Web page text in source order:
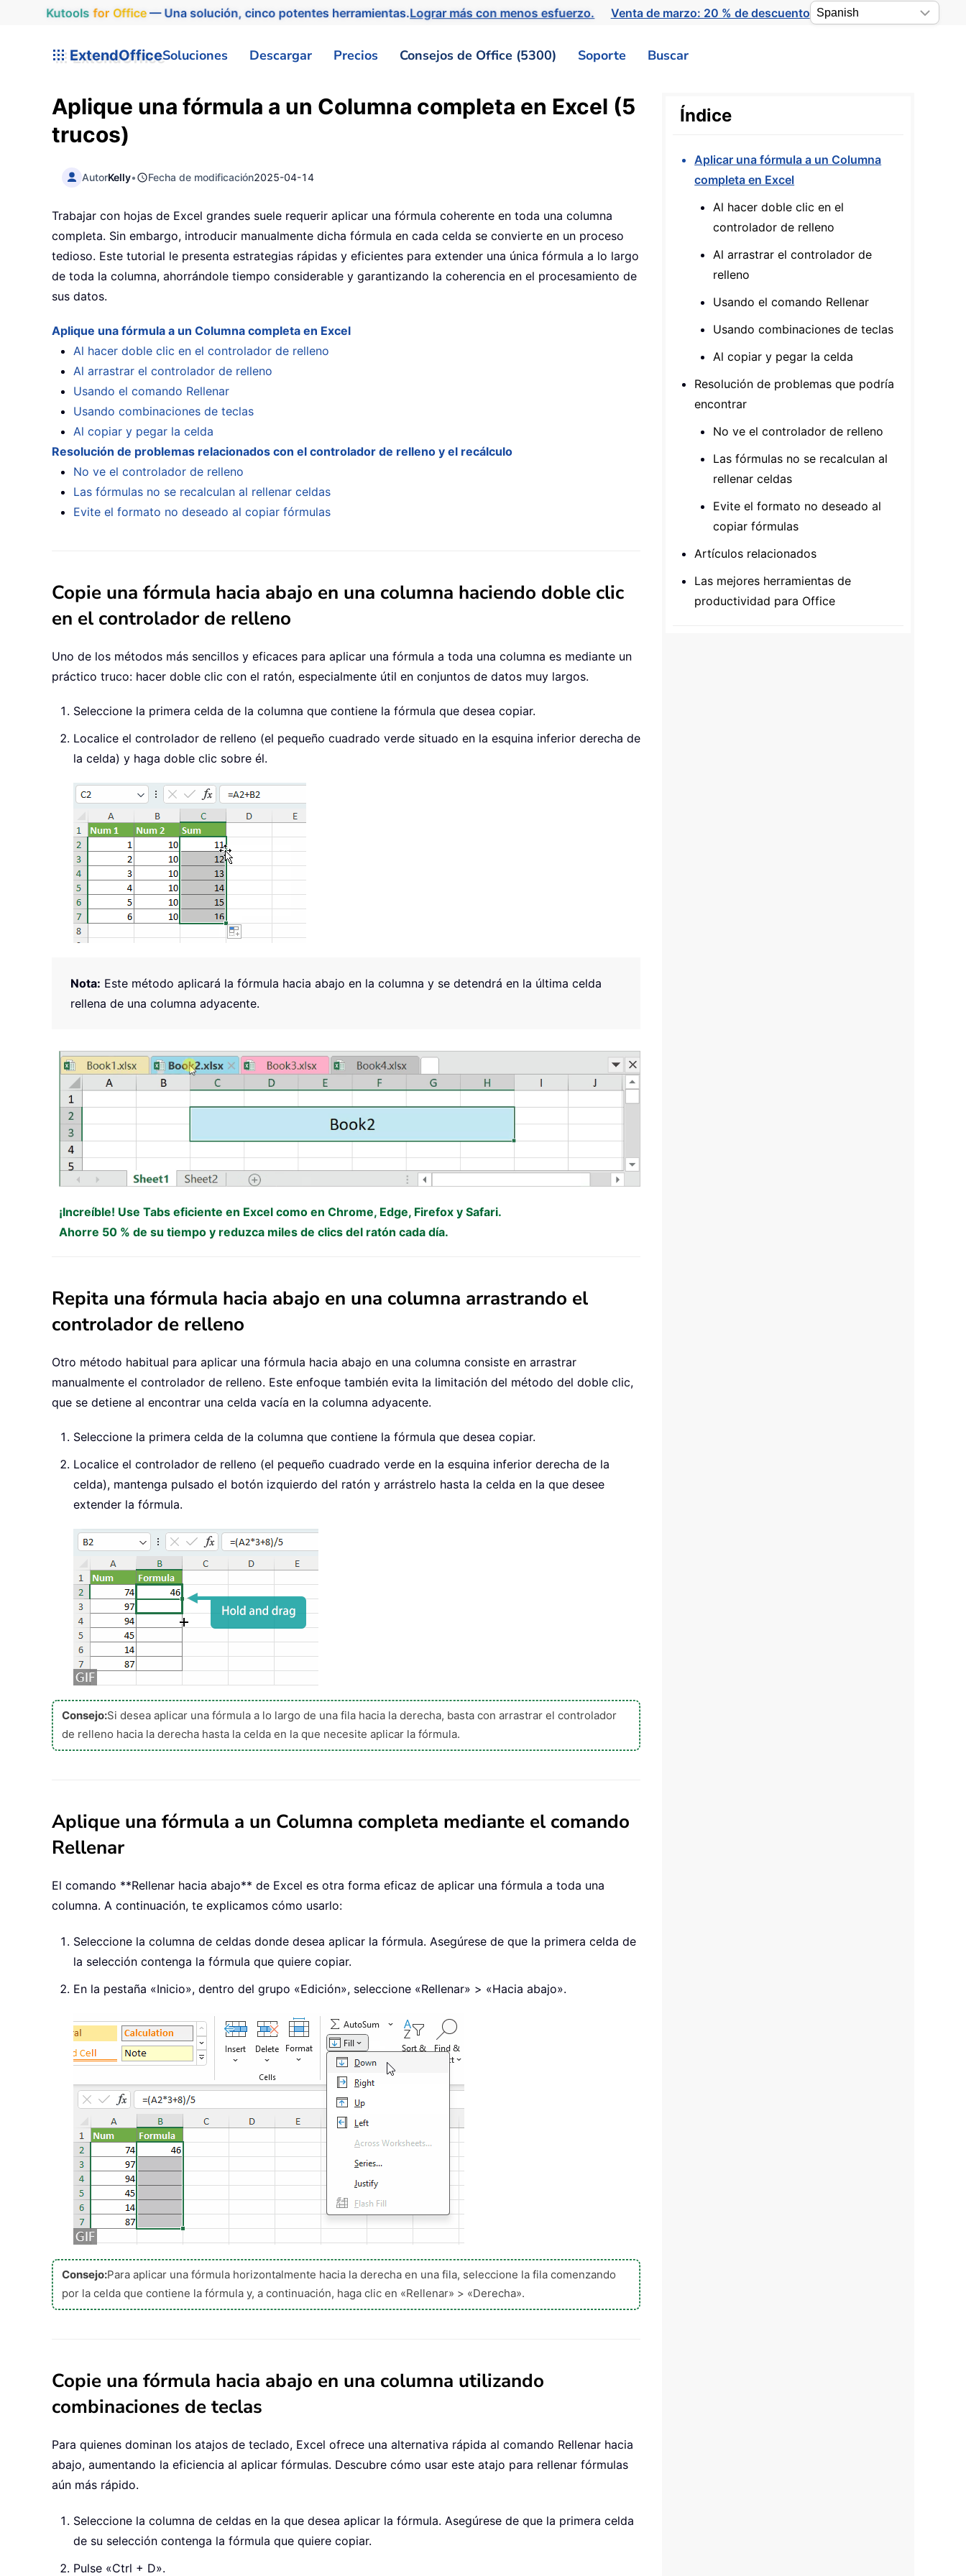
Kutools for Office— Una solución, cinco potentes herramientas.Lograr más con menos esfuerzo. Venta de marzo: 20 % de descuento
ExtendOfficeSoluciones Descargar Precios Consejos de Office (5300) Soporte Buscar
Aplique una fórmula a un Columna completa en Excel (5
trucos)
AutorKelly• Fecha de modificación2025-04-14
Trabajar con hojas de Excel grandes suele requerir aplicar una fórmula coherente en toda una columna
completa. Sin embargo, introducir manualmente dicha fórmula en cada celda se convierte en un proceso
tedioso. Este tutorial le presenta estrategias rápidas y eficientes para extender una única fórmula a lo largo
de toda la columna, ahorrándole tiempo considerable y garantizando la coherencia en el procesamiento de
sus datos.
Aplique una fórmula a un Columna completa en Excel
Al hacer doble clic en el controlador de relleno
Al arrastrar el controlador de relleno
Usando el comando Rellenar
Usando combinaciones de teclas
Al copiar y pegar la celda
Resolución de problemas relacionados con el controlador de relleno y el recálculo
No ve el controlador de relleno
Las fórmulas no se recalculan al rellenar celdas
Evite el formato no deseado al copiar fórmulas
Copie una fórmula hacia abajo en una columna haciendo doble clic
en el controlador de relleno
Uno de los métodos más sencillos y eficaces para aplicar una fórmula a toda una columna es mediante un
práctico truco: hacer doble clic con el ratón, especialmente útil en conjuntos de datos muy largos.
Seleccione la primera celda de la columna que contiene la fórmula que desea copiar.
Localice el controlador de relleno (el pequeño cuadrado verde situado en la esquina inferior derecha de
la celda) y haga doble clic sobre él.
Nota: Este método aplicará la fórmula hacia abajo en la columna y se detendrá en la última celda
rellena de una columna adyacente.
¡Increíble! Use Tabs eficiente en Excel como en Chrome, Edge, Firefox y Safari.
Ahorre 50 % de su tiempo y reduzca miles de clics del ratón cada día.
Repita una fórmula hacia abajo en una columna arrastrando el
controlador de relleno
Otro método habitual para aplicar una fórmula hacia abajo en una columna consiste en arrastrar
manualmente el controlador de relleno. Este enfoque también evita la limitación del método del doble clic,
que se detiene al encontrar una celda vacía en la columna adyacente.
Seleccione la primera celda de la columna que contiene la fórmula que desea copiar.
Localice el controlador de relleno (el pequeño cuadrado verde en la esquina inferior derecha de la
celda), mantenga pulsado el botón izquierdo del ratón y arrástrelo hasta la celda en la que desee
extender la fórmula.
Consejo:Si desea aplicar una fórmula a lo largo de una fila hacia la derecha, basta con arrastrar el controlador
de relleno hacia la derecha hasta la celda en la que necesite aplicar la fórmula.
Aplique una fórmula a un Columna completa mediante el comando
Rellenar
El comando **Rellenar hacia abajo** de Excel es otra forma eficaz de aplicar una fórmula a toda una
columna. A continuación, te explicamos cómo usarlo:
Seleccione la columna de celdas donde desea aplicar la fórmula. Asegúrese de que la primera celda de
la selección contenga la fórmula que quiere copiar.
En la pestaña «Inicio», dentro del grupo «Edición», seleccione «Rellenar» > «Hacia abajo».
Consejo:Para aplicar una fórmula horizontalmente hacia la derecha en una fila, seleccione la fila comenzando
por la celda que contiene la fórmula y, a continuación, haga clic en «Rellenar» > «Derecha».
Copie una fórmula hacia abajo en una columna utilizando
combinaciones de teclas
Para quienes dominan los atajos de teclado, Excel ofrece una alternativa rápida al comando Rellenar hacia
abajo, aumentando la eficiencia al aplicar fórmulas. Descubre cómo usar este atajo para rellenar fórmulas
aún más rápido.
Seleccione la columna de celdas en la que desea aplicar la fórmula. Asegúrese de que la primera celda
de su selección contenga la fórmula que quiere copiar.
Pulse «Ctrl + D».
Índice
Aplicar una fórmula a un Columna
completa en Excel
Al hacer doble clic en el
controlador de relleno
Al arrastrar el controlador de
relleno
Usando el comando Rellenar
Usando combinaciones de teclas
Al copiar y pegar la celda
Resolución de problemas que podría
encontrar
No ve el controlador de relleno
Las fórmulas no se recalculan al
rellenar celdas
Evite el formato no deseado al
copiar fórmulas
Artículos relacionados
Las mejores herramientas de
productividad para Office